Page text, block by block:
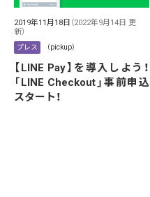
2019年11月18日 （2022年9月14日 更
新）
プレス （pickup）
【LINE Pay】を導入しよう！
「LINE Checkout」事前申込
スタート！